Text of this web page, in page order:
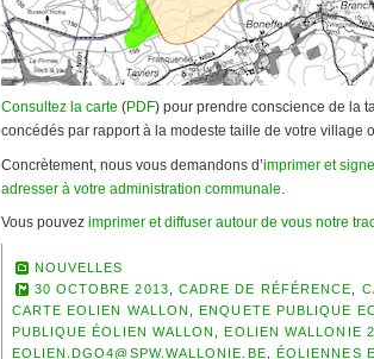
Consultez la carte (PDF) pour prendre conscience de la
concédés par rapport à la modeste taille de votre village
Concrètement, nous vous demandons d’imprimer et
adresser à votre administration communale
Vous pouvez imprimer et diffuser autour de vous notre
NOUVELLES
30 OCTOBRE 2013
CADRE DE RÉFÉRENCE
CARTE EOLIEN WALLON
ENQUETE PUBLIQUE
PUBLIQUE ÉOLIEN WALLON
EOLIEN WALLONIE
EOLIEN.DGO4@SPW.WALLONIE.BE
ÉOLIENNES